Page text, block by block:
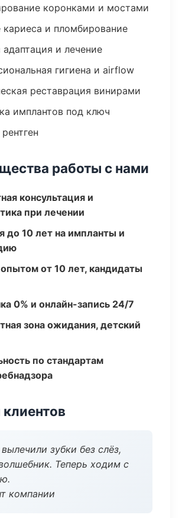
коронками и мостами
кариеса и пломбирование
адаптация и лечение
гигиена и airflow
реставрация винирами
имплантов под ключ
работы с нами
консультация и
при лечении
до 10 лет на импланты и
от 10 лет, кандидаты
0% и онлайн-запись 24/7
зона ожидания, детский
по стандартам
зубки без слёз,
Теперь ходим с
компании